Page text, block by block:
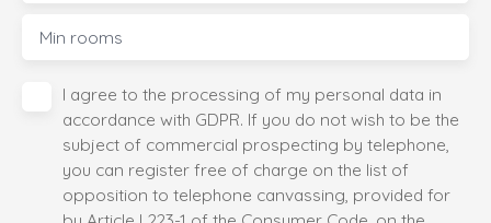
Min rooms
I agree to the processing of my personal data in
accordance with GDPR. If you do not wish to be the
subject of commercial prospecting by telephone,
you can register free of charge on the list of
opposition to telephone canvassing, provided for